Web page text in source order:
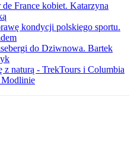
France kobiet. Katarzyna
kondycji polskiego sportu.
do Dziwnowa. Bartek
z naturą - TrekTours i Columbia
Modlinie